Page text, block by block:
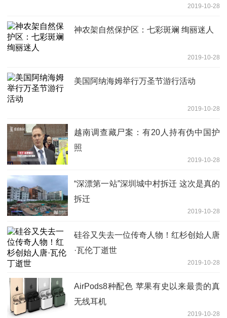
2019-10-28
神农架自然保护区：七彩斑斓 绚丽迷人
2019-10-28
美国阿纳海姆举行万圣节游行活动
2019-10-28
越南调查藏尸案：有20人持有伪中国护
照
2019-10-28
“深漂第一站”深圳城中村拆迁 这次是真的
拆迁
2019-10-28
硅谷又失去一位传奇人物！红杉创始人唐
·瓦伦丁逝世
2019-10-28
AirPods8种配色 苹果有史以来最贵的真
无线耳机
2019-10-28